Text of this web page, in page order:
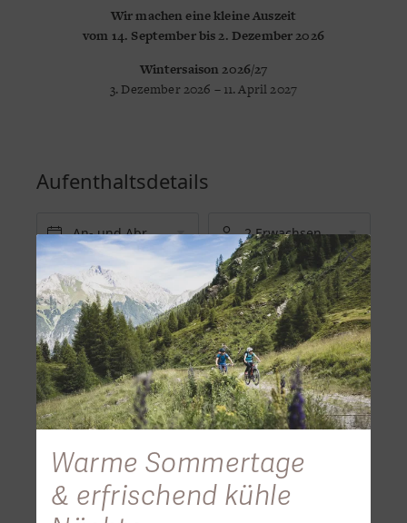
Warme Sommertage
& erfrischend kühle
Wir machen eine kleine Auszeit
vom 14. September bis 2. Dezember 2026
Wintersaison 2026/27
3. Dezember 2026 – 11. April 2027